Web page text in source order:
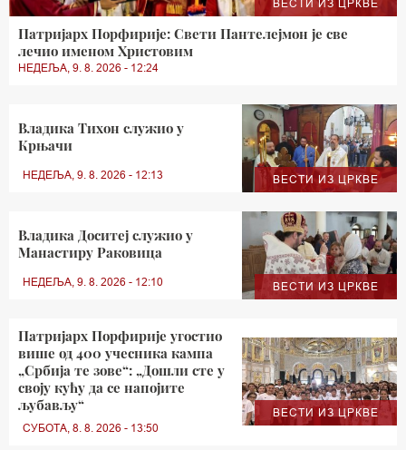
ВЕСТИ ИЗ ЦРКВЕ
Патријарх Порфирије: Свети Пантелејмон је све
лечио именом Христовим
НЕДЕЉА, 9. 8. 2026 - 12:24
ВЕСТИ ИЗ ЦРКВЕ
Владика Тихон служио у
Крњачи
НЕДЕЉА, 9. 8. 2026 - 12:13
ВЕСТИ ИЗ ЦРКВЕ
Владика Доситеј служио у
Манастиру Раковица
НЕДЕЉА, 9. 8. 2026 - 12:10
ВЕСТИ ИЗ ЦРКВЕ
Патријарх Порфирије угостио
више од 400 учесника кампа
„Србија те зове“: „Дошли сте у
своју кућу да се напојите
љубављу“
СУБОТА, 8. 8. 2026 - 13:50